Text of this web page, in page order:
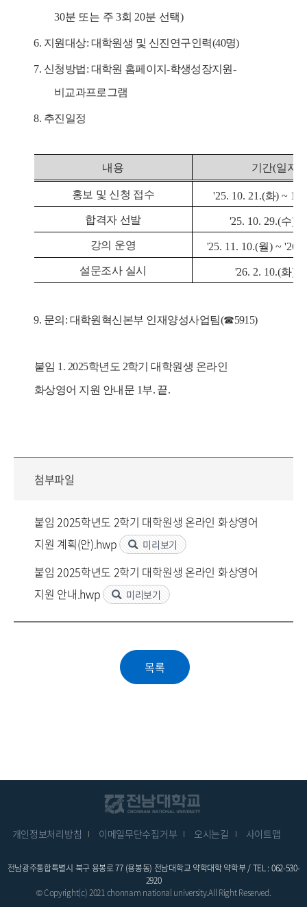
30분 또는 주 3회 20분 선택)
6. 지원대상: 대학원생 및 신진연구인력(40명)
7. 신청방법: 대학원 홈페이지-학생성장지원-
비교과프로그램
8. 추진일정
내용 기간(일자
홍보 및 신청 접수 '25. 10. 21.(화) ~ 10.
합격자 선발 '25. 10. 29.(수)
강의 운영 '25. 11. 10.(월) ~'26.
설문조사 실시 '26. 2. 10.(화)
9. 문의 : 대학원혁신본부 인재양성사업팀(☎5915)
붙임 1. 2025학년도 2학기 대학원생 온라인
화상영어 지원 안내문 1부. 끝.
첨부파일
붙임 2025학년도 2학기 대학원생 온라인 화상영어
지원 계획(안).hwp
미리보기
붙임 2025학년도 2학기 대학원생 온라인 화상영어
지원 안내.hwp
미리보기
개인정보처리방침 이메일무단수집거부 오시는길 사이트맵
전남광주통합특별시 북구 용봉로 77 (용봉동) 전남대학교 약학대학 약학부 / TEL : 062-530-
2920
© Copyright(c) 2021 chonnam national university.All Right Reserved.